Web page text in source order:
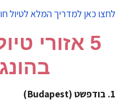
כאן למדריך המלא לטיול
5 אזורי